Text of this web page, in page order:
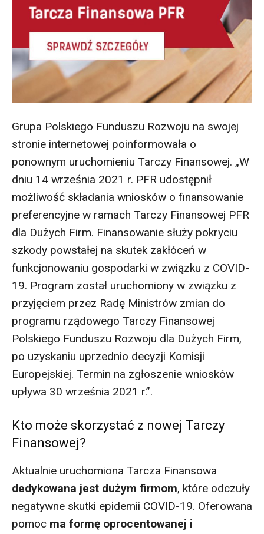
Grupa Polskiego Funduszu Rozwoju na swojej
stronie internetowej poinformowała o
ponownym uruchomieniu Tarczy Finansowej. „W
dniu 14 września 2021 r. PFR udostępnił
możliwość składania wniosków o finansowanie
preferencyjne w ramach Tarczy Finansowej PFR
dla Dużych Firm. Finansowanie służy pokryciu
szkody powstałej na skutek zakłóceń w
funkcjonowaniu gospodarki w związku z COVID-
19. Program został uruchomiony w związku z
przyjęciem przez Radę Ministrów zmian do
programu rządowego Tarczy Finansowej
Polskiego Funduszu Rozwoju dla Dużych Firm,
po uzyskaniu uprzednio decyzji Komisji
Europejskiej. Termin na zgłoszenie wniosków
upływa 30 września 2021 r.”.
Kto może skorzystać z nowej Tarczy
Finansowej?
Aktualnie uruchomiona Tarcza Finansowa
dedykowana jest dużym firmom, które odczuły
negatywne skutki epidemii COVID-19. Oferowana
pomoc ma formę oprocentowanej i